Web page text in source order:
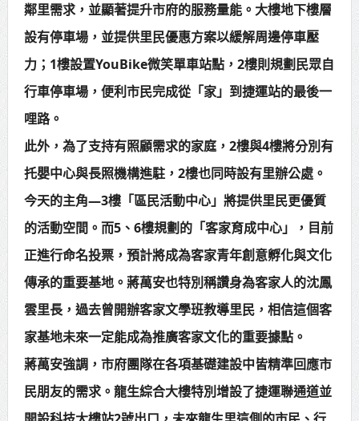
鄰里需求，並顯著提升市府的服務量能。大樓地下樓層
設有停車場，並提供里民優惠方案以緩解周邊停車壓
力；1樓設置YouBike微笑單車站點，2樓則規劃民眾自
行車停車場，便利市民完成從「家」到捷運站的最後一
哩路。
此外，為了支持有照顧需求的家庭，2樓與4樓將分別有
托嬰中心與長照機構進駐，2樓也同時設有里辦公處。
今天的主角—3樓「區民活動中心」將提供里民更優質
的活動空間。而5、6樓規劃的「客家育成中心」，目前
正進行命名投票，預計將成為客家青年創意孵化與文化
傳承的重要基地。蔣萬安也特別稱讚身為客家人的沈鳳
雲里長，過去曾開辦客家文學班教導里民，相信這個客
家基地未來一定能成為推廣客家文化的重要據點。
蔣萬安強調，市府團隊在各項基礎建設中皆精準回應市
民朋友的需求。龍生綜合大樓特別增設了捷運聯通道並